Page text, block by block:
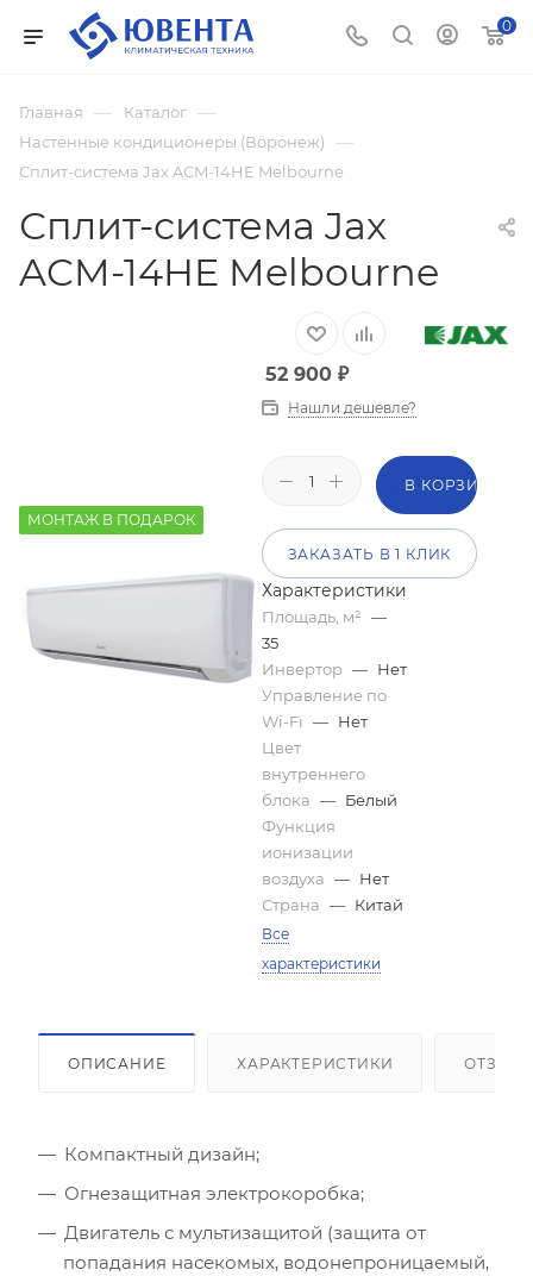
0
Главная — Каталог —
Настенные кондиционеры (Воронеж) —
Сплит-система Jax ACM-14HE Melbourne
Сплит-система Jax
ACM-14HE Melbourne
МОНТАЖ В ПОДАРОК
52 900₽
Нашли дешевле?
В КОРЗИНУ
ЗАКАЗАТЬ В 1 КЛИК
Характеристики
Площадь, м² —
35
Инвертор — Нет
Управление по
Wi-Fi
— Нет
Цвет
внутреннего
блока — Белый
Функция
ионизации
воздуха — Нет
Страна — Китай
Все
характеристики
ОПИСАНИЕ ХАРАКТЕРИСТИКИ
Компактный дизайн;
Огнезащитная электрокоробка;
Двигатель с мультизащитой (защита от
попадания насекомых, водонепроницаемый,